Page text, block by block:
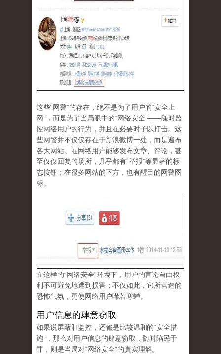
这些“网警”的存在，绝不是为了用户的“安全上
网”，而是为了当局眼中的“网络安全”——随时监
控网络用户的行为，并且在必要时予以打击。这
些网警并不仅仅存在于新浪微博一处，而是遍布
各大网站。在网络用户能够发布文章、评论，甚
至仅仅回复的场所，几乎都有“举报”等显著的标
志按钮；在很多网站的下方，也有醒目的网警图
标。
在这样的“网络安全”环境下，用户的言论自由权
利不可避免地遭到损害；不仅如此，它所营造的
恐怖气氛，更使网络用户噤若寒蝉。
用户信息的肆意窃取
如果说屏蔽和监控，还都是比较温和的“安全措
施”，那么对用户信息的肆意窃取，随时陷民于
罪，则是当局对“网络安全”的真实理解。